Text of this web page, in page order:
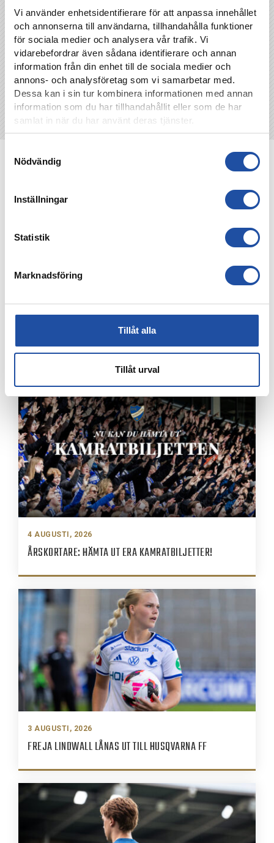
Vi använder enhetsidentifierare för att anpassa innehållet
och annonserna till användarna, tillhandahålla funktioner
för sociala medier och analysera vår trafik. Vi
vidarebefordrar även sådana identifierare och annan
information från din enhet till de sociala medier och
annons- och analysföretag som vi samarbetar med.
Dessa kan i sin tur kombinera informationen med annan
information som du har tillhandahållit eller som de har
samlat in när du har använt deras tjänster.
Nödvändig
Inställningar
Statistik
Marknadsföring
Tillåt alla
Tillåt urval
TILLBAKA
NYHETER
FARTFYLLD OCH TÄT MATCH I LIGACUPEN – KYLIAN
NÄTADE MOT DJURGÅRDEN
4 AUGUSTI, 2026
ÅRSKORTARE: HÄMTA UT ERA KAMRATBILJETTER!
3 AUGUSTI, 2026
FREJA LINDWALL LÅNAS UT TILL HUSQVARNA FF